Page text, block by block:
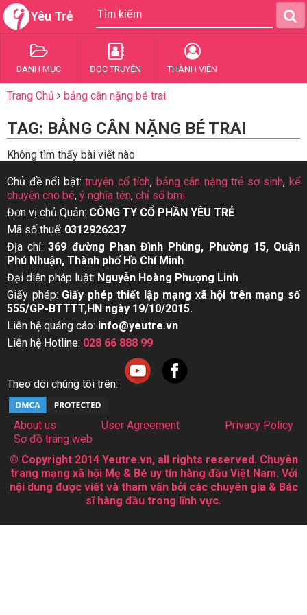
Yêu Trẻ
DANH MỤC ĐỌC TRUYỆN THÀNH VIÊN
Trang Chủ bảng cân nặng bé trai
TAG: BẢNG CÂN NẶNG BÉ TRAI
Không tìm thấy bài viết nào
Chủ đề nổi bật:truyện cổ tích, bảng cân nặng trẻ sơ sinh,kể
chuyện cho bé, ý nghĩa tên, chỉ số bmi
Đơn vị chủ Quản: CÔNG TY CỔ PHẦN YÊU TRẺ
Mã số thuế: 0312926237
Địa chỉ:369 đường Phan Đình Phùng, Phường 15, Quận
Phú Nhuận, Thành phố Hồ Chí Minh
Đại diện pháp luật: Nguyễn Hoàng Phượng Linh
Giấy phép: Giấy phép thiết lập mạng xã hội trên mạng số
555/GP-BTTTT,HN ngày 19/10/2015.
Liên hệ quảng cáo: info@yeutre.vn
Liên hệ Hotline: 028 66 888 99
Theo dõi chúng tôi trên:
About us User Agreement
Privacy Policy
Sơ đồ trang web
© Copyright 2014 Yeutre.vn, all rights reserved. Chuyên
trang mạng xã hội Mẹ & Bé uy tín hàng đầu Việt Nam. Với
nội dung được viết và tham vấn bởi các chuyên gia & Bác
sĩ hàng đầu trong lĩnh vực.